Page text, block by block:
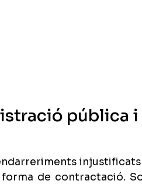
pública i
de contractació.